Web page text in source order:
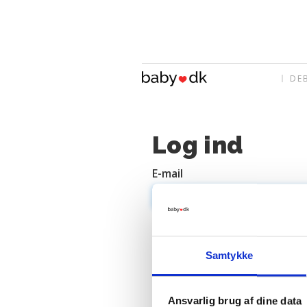
Samtykke
Ansvarlig brug af dine data
Log ind
E-mail